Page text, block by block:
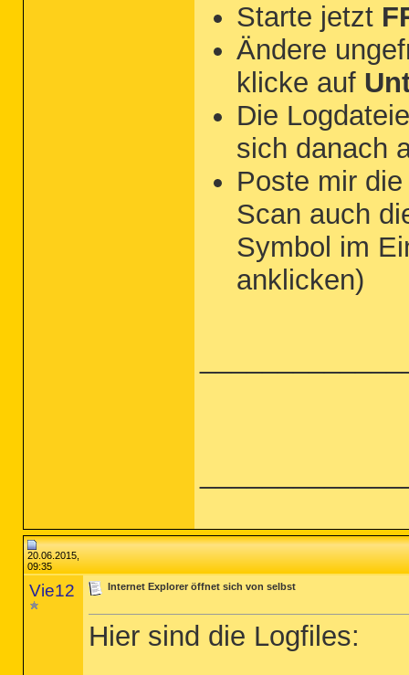
Starte jetzt
Ändere
klicke auf
Die
sich danach
Poste mir
Scan auch
Symbol im
anklicken)
20.06.2015,
09:35
Vie12 Internet Explorer öffnet sich von selbst
Hier sind die Logfiles: